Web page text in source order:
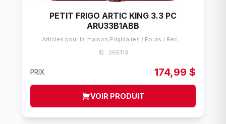
PETIT FRIGO ARTIC KING 3.3 PC
ARU33B1ABB
Articles pour la maison/
Frigidaires / Fours / Réchauds
ID : 265113
PRIX 174,99 $
VOIR PRODUIT